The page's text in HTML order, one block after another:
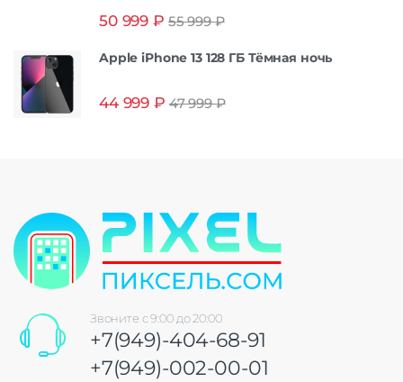
из 5
50 999 ₽ 55 999₽
Apple iPhone 13 128 ГБ Тёмная ночь
44 999 ₽ 47 999₽
Звоните с 9:00 до 20:00
+7(949)-404-68-91
+7(949)-002-00-01